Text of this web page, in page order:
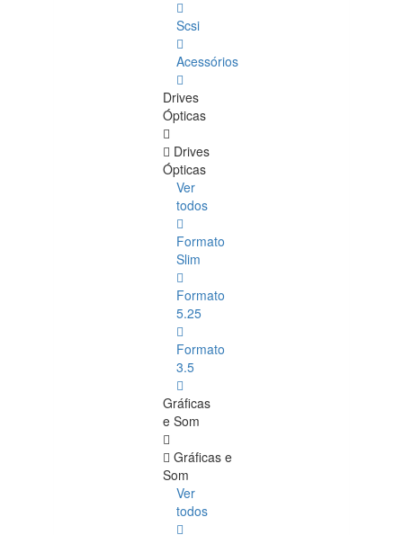
Scsi
Acessórios
Drives
Ópticas
Drives
Ópticas
Ver
todos
Formato
Slim
Formato
5.25
Formato
3.5
Gráficas
e Som
Gráficas e
Som
Ver
todos